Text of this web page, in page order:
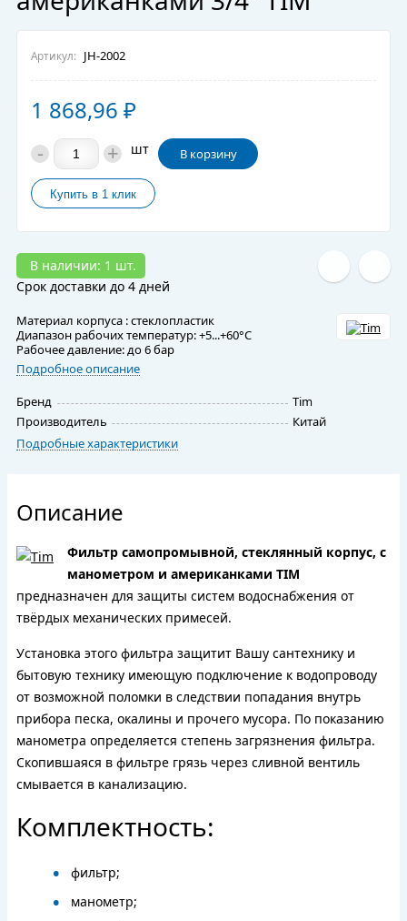
Артикул: JH-2002
1 868,96 ₽
- + шт В корзину
В наличии: 1 шт.
Срок доставки до 4 дней
Материал корпуса : стеклопластик
Диапазон рабочих температур: +5...+60°С
Рабочее давление: до 6 бар
Подробное описание
Бренд
Tim
Производитель
Китай
Подробные характеристики
Описание
Фильтр самопромывной, стеклянный корпус, с
манометром и американками TIM
предназначен для защиты систем водоснабжения от
твёрдых механических примесей.
Установка этого фильтра защитит Вашу сантехнику и
бытовую технику имеющую подключение к водопроводу
от возможной поломки в следствии попадания внутрь
прибора песка, окалины и прочего мусора. По показанию
манометра определяется степень загрязнения фильтра.
Скопившаяся в фильтре грязь через сливной вентиль
смывается в канализацию.
Комплектность:
фильтр;
манометр;